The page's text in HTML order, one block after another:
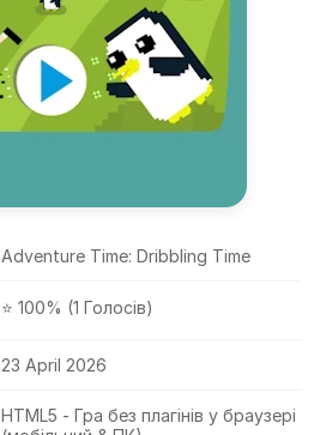
Adventure Time: Dribbling Time
⭐ 100% (1 Голосів)
23 April 2026
HTML5 - Гра без плагінів у браузері